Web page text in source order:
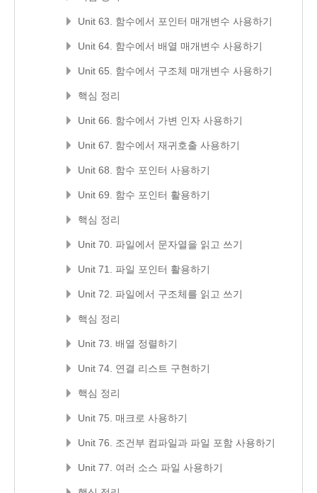
Unit 63. 함수에서 포인터 매개변수 사용하기
Unit 64. 함수에서 배열 매개변수 사용하기
Unit 65. 함수에서 구조체 매개변수 사용하기
핵심 정리
Unit 66. 함수에서 가변 인자 사용하기
Unit 67. 함수에서 재귀호출 사용하기
Unit 68. 함수 포인터 사용하기
Unit 69. 함수 포인터 활용하기
핵심 정리
Unit 70. 파일에서 문자열을 읽고 쓰기
Unit 71. 파일 포인터 활용하기
Unit 72. 파일에서 구조체를 읽고 쓰기
핵심 정리
Unit 73. 배열 정렬하기
Unit 74. 연결 리스트 구현하기
핵심 정리
Unit 75. 매크로 사용하기
Unit 76. 조건부 컴파일과 파일 포함 사용하기
Unit 77. 여러 소스 파일 사용하기